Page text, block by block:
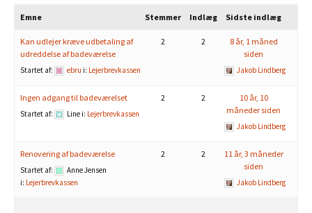
Emne Stemmer Indlæg Sidste indlæg
Kan udlejer kræve udbetaling af
udreddelse af badeværelse
Startet af: ebru i: Lejerbrevkassen
2 2
8 år, 1 måned
siden
Jakob Lindberg
Ingen adgang til badeværelset
Startet af: Line i: Lejerbrevkassen
2 2
10 år, 10
måneder siden
Jakob Lindberg
Renovering af badeværelse
Startet af:
Anne Jensen
i: Lejerbrevkassen
2 2
11 år, 3 måneder
siden
Jakob Lindberg